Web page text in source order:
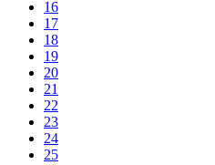
16
17
18
19
20
21
22
23
24
25